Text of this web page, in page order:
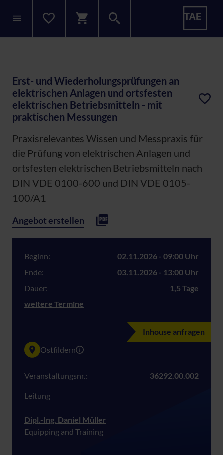
Erst- und Wiederholungsprüfungen an
elektrischen Anlagen und ortsfesten
elektrischen Betriebsmitteln - mit
praktischen Messungen
Praxisrelevantes Wissen und Messpraxis für
die Prüfung von elektrischen Anlagen und
ortsfesten elektrischen Betriebsmitteln nach
DIN VDE 0100-600 und DIN VDE 0105-
100/A1
Angebot erstellen
Beginn:
02.11.2026 - 09:00 Uhr
Ende:
03.11.2026 - 13:00 Uhr
Dauer:
1,5 Tage
weitere Termine
Inhouse anfragen
Ostfildern
Veranstaltungsnr.: 36292.00.002
Leitung
Dipl.-Ing. Daniel Müller
Equipping and Training